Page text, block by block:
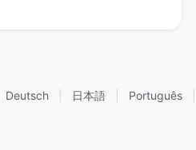
Deutsch 日本語 Português